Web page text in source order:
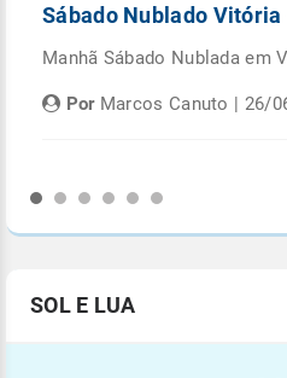
Sábado Nublado Vitória
Manhã Sábado Nublada em
PorMarcos Canuto | 26/
SOL E LUA